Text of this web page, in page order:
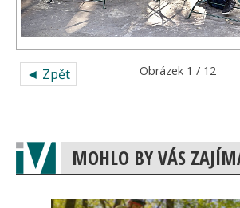
◄ Zpět Obrázek 1 / 12
MOHLO BY VÁS